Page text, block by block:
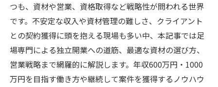
つも、資材や営業、資格取得など戦略性が問われる世界
です。不安定な収入や資材管理の難しさ、クライアント
との契約獲得に頭を抱える現場も多い中、本記事では足
場専門による独立開業への道筋、最適な資材の選び方、
営業戦略まで網羅的に解説します。年収600万円・1000
万円を目指す働き方や継続して案件を獲得するノウハウ